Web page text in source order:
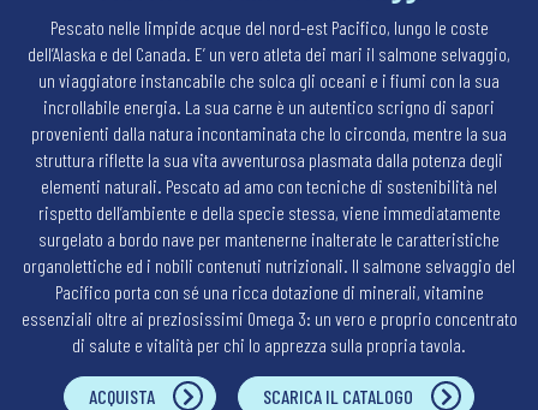
Pescato nelle limpide acque del nord-est Pacifico, lungo le coste
dell’Alaska e del Canada. E’ un vero atleta dei mari il salmone selvaggio,
un viaggiatore instancabile che solca gli oceani e i fiumi con la sua
incrollabile energia. La sua carne è un autentico scrigno di sapori
provenienti dalla natura incontaminata che lo circonda, mentre la sua
struttura riflette la sua vita avventurosa plasmata dalla potenza degli
elementi naturali. Pescato ad amo con tecniche di sostenibilità nel
rispetto dell’ambiente e della specie stessa, viene immediatamente
surgelato a bordo nave per mantenerne inalterate le caratteristiche
organolettiche ed i nobili contenuti nutrizionali. Il salmone selvaggio del
Pacifico porta con sé una ricca dotazione di minerali, vitamine
essenziali oltre ai preziosissimi Omega 3: un vero e proprio concentrato
di salute e vitalità per chi lo apprezza sulla propria tavola.
ACQUISTA SCARICA IL CATALOGO